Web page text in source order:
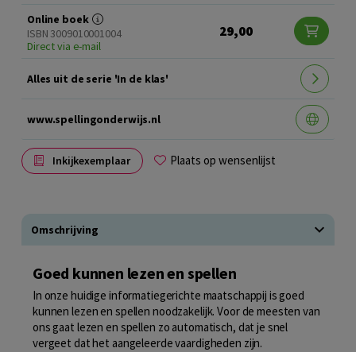
Online boek
ISBN 3009010001004
Direct via e-mail
29,00
Alles uit de serie 'In de klas'
www.spellingonderwijs.nl
Inkijkexemplaar Plaats op wensenlijst
Omschrijving
Goed kunnen lezen en spellen
In onze huidige informatiegerichte maatschappij is goed
kunnen lezen en spellen noodzakelijk. Voor de meesten van
ons gaat lezen en spellen zo automatisch, dat je snel
vergeet dat het aangeleerde vaardigheden zijn.